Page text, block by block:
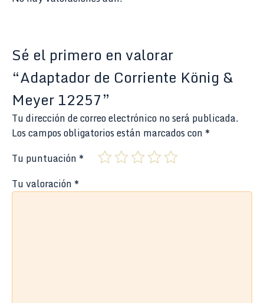
Sé el primero en valorar
“Adaptador de Corriente König &
Meyer 12257”
Tu dirección de correo electrónico no será publicada.
Los campos obligatorios están marcados con *
Tu puntuación *
Tu valoración *